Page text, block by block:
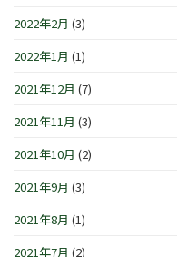
2022年2月 (3)
2022年1月 (1)
2021年12月 (7)
2021年11月 (3)
2021年10月 (2)
2021年9月 (3)
2021年8月 (1)
2021年7月 (2)